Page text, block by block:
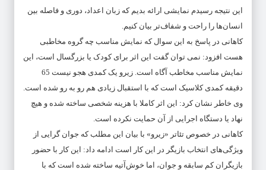
این نتیجه رسیدم نمایشی ارائه بدیم که زبان اعداد، دوری و فاصله بین
انسان‌ها را راحت و شفاف‌تر بیان کنیم.
کاهانی در پاسخ به این سوال که نمایش مناسب چه گروه مخاطبی
هست افزود: نمی توان گفت این اثر برای کودک یا بزرگسال است، این
نمایش مناسب مخاطب آگاه است. زیرو یک کمدی هجو نیست 65
دقیقه کمدی کلاسیک است که با استقبال زیادی هم رو به رو شده است.
وی خاطر نشان کرد: این اثر کاملا با هزینه شخصی ساخته شده و هیچ
نهاد یا دستگاه اجرایی از آن حمایت نکرده است.
کاهانی در خصوص تئاتر «زیرو» با بیان این مطلب که جوان گرایی از
ویژگی‌های انتخاب بازیگر در این کار است ادامه داد: این کار با حضور
بازیگران کم سابقه و جوان، اما خوش‌آتیه ساخته شده است که با